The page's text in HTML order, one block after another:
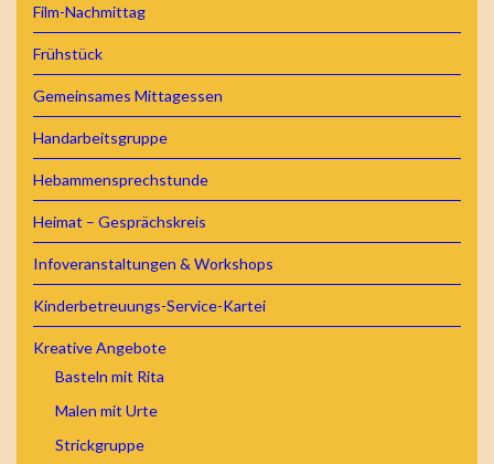
Film-Nachmittag
Frühstück
Gemeinsames Mittagessen
Handarbeitsgruppe
Hebammensprechstunde
Heimat – Gesprächskreis
Infoveranstaltungen & Workshops
Kinderbetreuungs-Service-Kartei
Kreative Angebote
Basteln mit Rita
Malen mit Urte
Strickgruppe